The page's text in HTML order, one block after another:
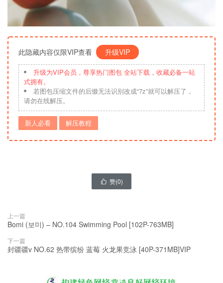
此隐藏内容仅限VIP查看 升级VIP
升级为VIP会员，尊享热门图包 全站下载，收藏必备一站
式拥有。
若图包压缩文件的后缀无法识别改成“7z”就可以解压了，
请勿在线解压。
新人必看 解压教程
 赞(0)
上一篇
Bomi (보미) – NO.104 Swimming Pool [102P-763MB]
下一篇
封疆疆v NO.62 热带缤纷 蓝莓 火龙果竞泳 [40P-371MB]VIP